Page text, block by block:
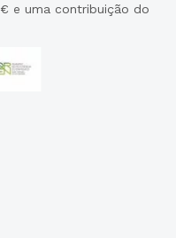
e uma contribuição do